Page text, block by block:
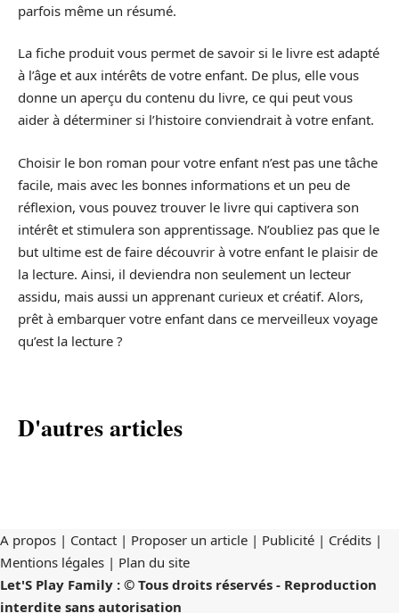
parfois même un résumé.
La fiche produit vous permet de savoir si le livre est adapté
à l’âge et aux intérêts de votre enfant. De plus, elle vous
donne un aperçu du contenu du livre, ce qui peut vous
aider à déterminer si l’histoire conviendrait à votre enfant.
Choisir le bon roman pour votre enfant n’est pas une tâche
facile, mais avec les bonnes informations et un peu de
réflexion, vous pouvez trouver le livre qui captivera son
intérêt et stimulera son apprentissage. N’oubliez pas que le
but ultime est de faire découvrir à votre enfant le plaisir de
la lecture. Ainsi, il deviendra non seulement un lecteur
assidu, mais aussi un apprenant curieux et créatif. Alors,
prêt à embarquer votre enfant dans ce merveilleux voyage
qu’est la lecture ?
D'autres articles
A propos | Contact | Proposer un article | Publicité | Crédits |
Mentions légales | Plan du site
Let'S Play Family : © Tous droits réservés - Reproduction
interdite sans autorisation